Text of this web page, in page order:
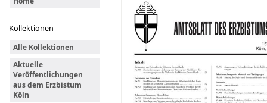
Kollektionen
Alle Kollektionen
Aktuelle
Veröffentlichungen
aus dem Erzbistum
Köln